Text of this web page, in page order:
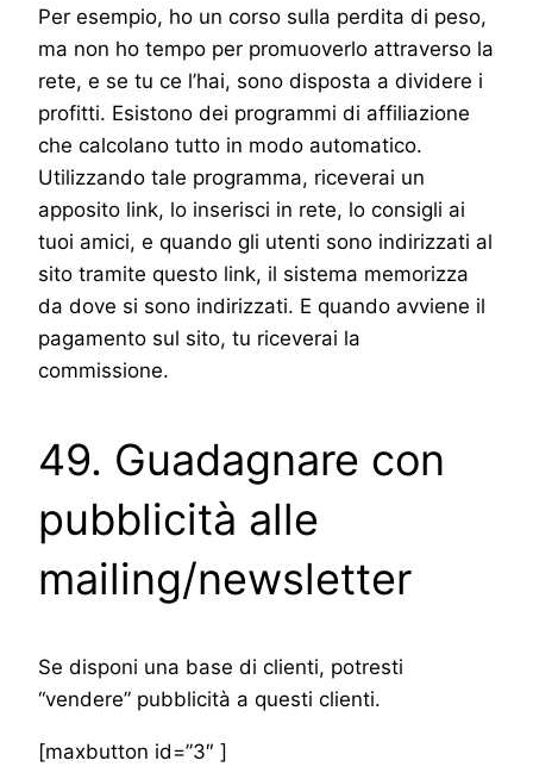
Per esempio, ho un corso sulla perdita di peso,
ma non ho tempo per promuoverlo attraverso la
rete, e se tu ce l’hai, sono disposta a dividere i
profitti. Esistono dei programmi di affiliazione
che calcolano tutto in modo automatico.
Utilizzando tale programma, riceverai un
apposito link, lo inserisci in rete, lo consigli ai
tuoi amici, e quando gli utenti sono indirizzati al
sito tramite questo link, il sistema memorizza
da dove si sono indirizzati. E quando avviene il
pagamento sul sito, tu riceverai la
commissione.
49. Guadagnare con
pubblicità alle
mailing/newsletter
Se disponi una base di clienti, potresti
“vendere” pubblicità a questi clienti.
[maxbutton id=”3″ ]